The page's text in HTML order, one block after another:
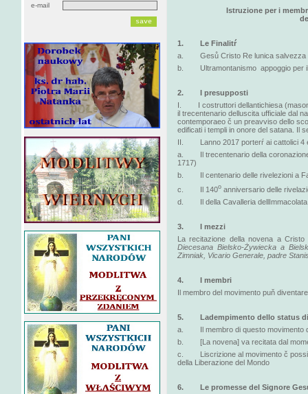
e-mail
Istruzione per i
1. Le Finalitŕ
a. Gesů Cristo Re lunica salvezza
b. Ultramontanismo appoggio per il
2. I presupposti
I. I costruttori dellantichiesa
il trecentenario delluscita ufficiale dal
contemporaeo č un preavviso dello
edificati i templi in onore del satana. Il
II. Lanno 2017 porterŕ ai cattolici 4
a. Il trecentenario della coronazione
1717)
b. Il centenario delle rivelezioni a
c. Il 140o anniversario delle
d. Il della Cavalleria dellImmacolata
3. I mezzi
La recitazione della novena a
Diecesana Bielsko-Żywiecka a
Zimniak, Vicario Generale, padre
4. I membri
Il membro del movimento puň
5. Ladempimento dello status di
a. Il membro di questo movimento
b. [La novena] va recitata dal
c. Liscrizione al movimento č
della Liberazione del Mondo
6. Le promesse del Signore